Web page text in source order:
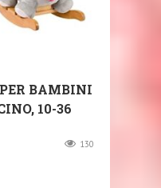
BAMBINI
10-36
130